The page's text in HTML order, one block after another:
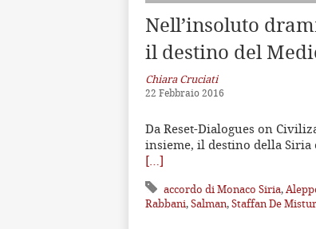
Nell’insoluto
il destino del
Chiara Cruciati
22 Febbraio 2016
Da Reset-Dialogues on
insieme, il destino della
[…]
accordo di Monaco Siria,
Rabbani,Salman,Staffan De